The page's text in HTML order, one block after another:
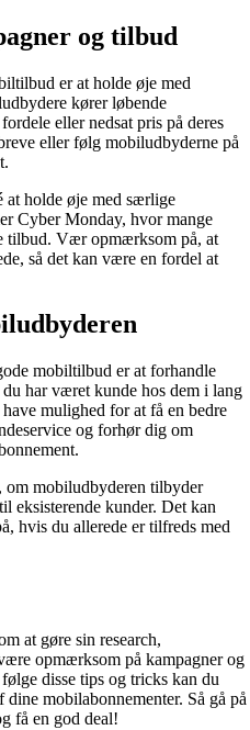
og tilbud
er at holde øje med
kører løbende
eller nedsat pris på deres
eller følg mobiludbyderne på
at holde øje med særlige
Cyber Monday, hvor mange
tilbud. Vær opmærksom på, at
så det kan være en fordel at
mobiltilbud er at forhandle
har været kunde hos dem i lang
mulighed for at få en bedre
og forhør dig om
mobiludbyderen tilbyder
eksisterende kunder. Det kan
hvis du allerede er tilfreds med
at gøre sin research,
opmærksom på kampagner og
disse tips og tricks kan du
mobilabonnementer. Så gå på
få en god deal!